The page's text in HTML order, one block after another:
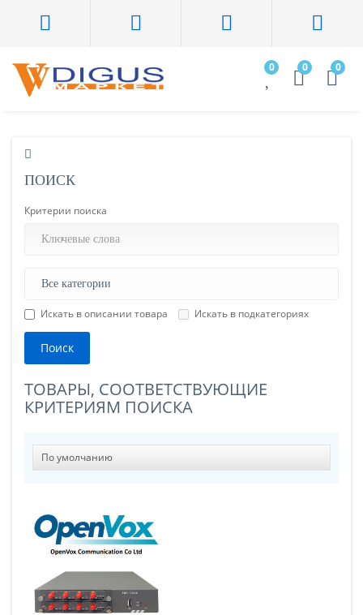
0 0 0
ПОИСК
Критерии поиска
Искать в описании товара Искать в подкатегориях
ТОВАРЫ, СООТВЕТСТВУЮЩИЕ
КРИТЕРИЯМ ПОИСКА